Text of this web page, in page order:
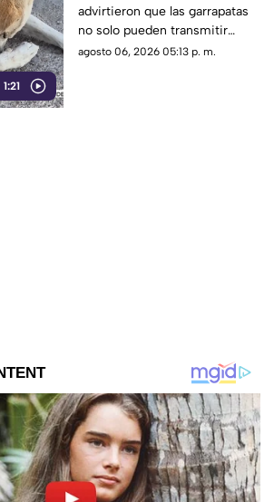
1:21
transmitidas por
garrapatas; emiten
recomendaciones
advirtieron que las garrapatas
no solo pueden transmitir
rickettsiosis.
agosto 06, 2026 05:13 p. m.